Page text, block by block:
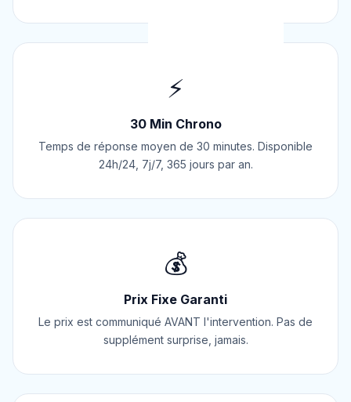
⚡
30 Min Chrono
Temps de réponse moyen de 30 minutes. Disponible
24h/24, 7j/7, 365 jours par an.
💰
Prix Fixe Garanti
Le prix est communiqué AVANT l'intervention. Pas de
supplément surprise, jamais.